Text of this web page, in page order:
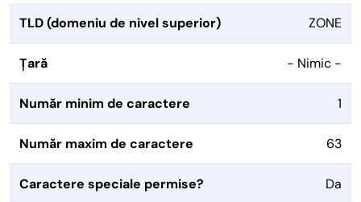
TLD (domeniu de nivel superior) ZONE
Țară - Nimic -
Număr minim de caractere 1
Număr maxim de caractere 63
Caractere speciale permise? Da